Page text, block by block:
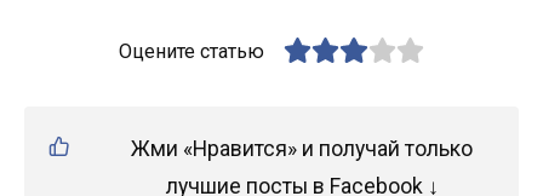
Оцените статью
Жми «Нравится» и получай только
лучшие посты в Facebook ↓